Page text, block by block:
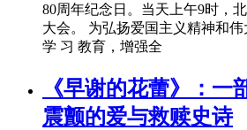
80周年纪念日。当天上午9时，
大会。 为弘扬爱国主义精神和
学 习 教育，增强全
《早谢的花蕾》：一
震颤的爱与救赎史诗